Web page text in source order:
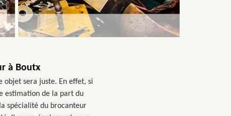
à Boutx
objet sera juste. En effet, si
estimation de la part du
spécialité du brocanteur